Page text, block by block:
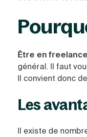
Être en freelance
général. Il faut
Il convient donc
Les
Il existe de